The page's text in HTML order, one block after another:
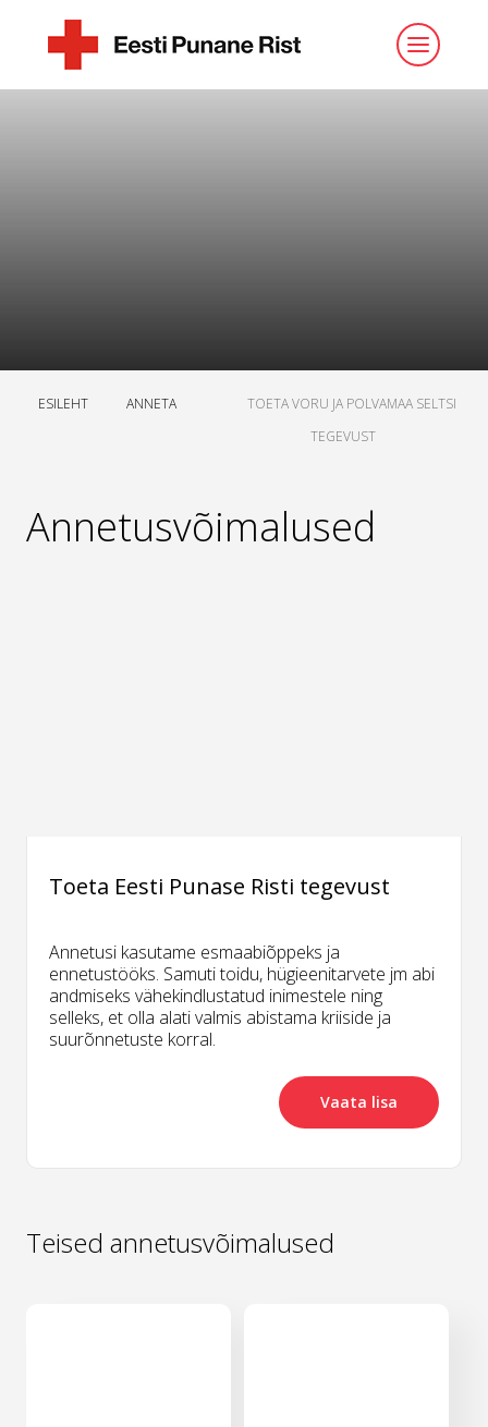
ESILEHT ANNETA
TOETA VORU JA POLVAMAA SELTSI
TEGEVUST
Annetusvõimalused
Toeta Eesti Punase Risti tegevust
Annetusi kasutame esmaabiõppeks ja
ennetustööks. Samuti toidu, hügieenitarvete jm abi
andmiseks vähekindlustatud inimestele ning
selleks, et olla alati valmis abistama kriiside ja
suurõnnetuste korral.
Vaata lisa
Teised annetusvõimalused